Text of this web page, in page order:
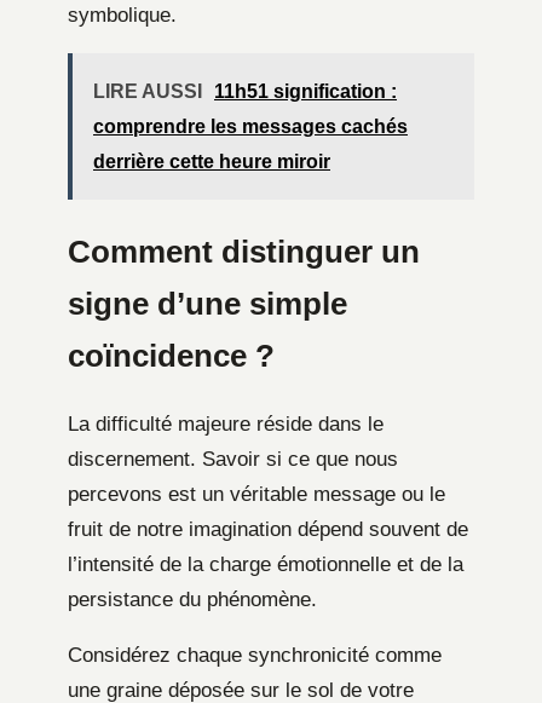
symbolique.
LIRE AUSSI
11h51 signification :
comprendre les messages cachés
derrière cette heure miroir
Comment distinguer un
signe d’une simple
coïncidence ?
La difficulté majeure réside dans le
discernement. Savoir si ce que nous
percevons est un véritable message ou le
fruit de notre imagination dépend souvent de
l’intensité de la charge émotionnelle et de la
persistance du phénomène.
Considérez chaque synchronicité comme
une graine déposée sur le sol de votre